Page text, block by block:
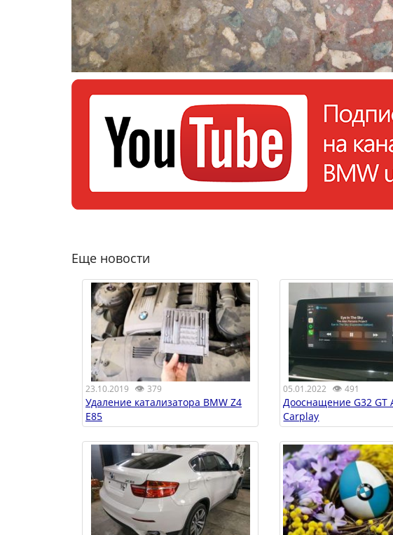
Еще новости
23.10.2019 👁 379
Удаление катализатора BMW Z4
E85
05.01.2022 👁491
Дооснащение G32 GT
Carplay